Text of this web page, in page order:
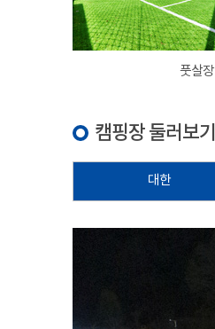
풋살장
캠핑장 둘러보기
대한